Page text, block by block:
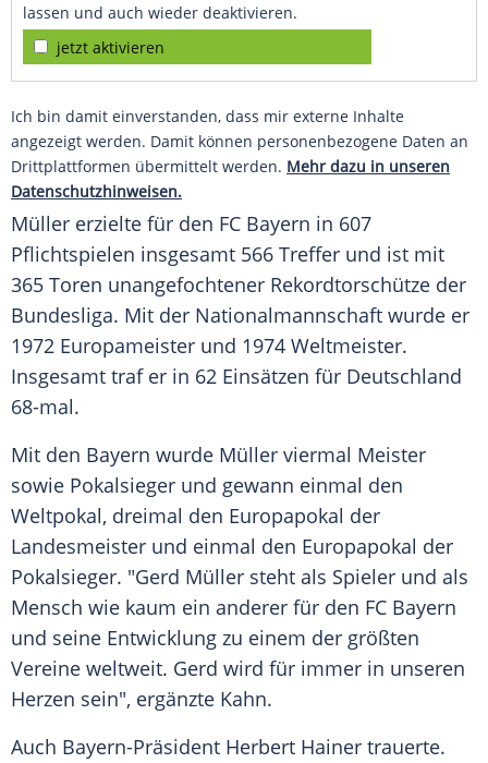
lassen und auch wieder deaktivieren.
jetzt aktivieren
Ich bin damit einverstanden, dass mir externe Inhalte
angezeigt werden. Damit können personenbezogene Daten an
Drittplattformen übermittelt werden. Mehr dazu in unseren
Datenschutzhinweisen.
Müller erzielte für den FC Bayern in 607
Pflichtspielen insgesamt 566 Treffer und ist mit
365 Toren unangefochtener Rekordtorschütze der
Bundesliga. Mit der Nationalmannschaft wurde er
1972 Europameister und 1974 Weltmeister.
Insgesamt traf er in 62 Einsätzen für Deutschland
68-mal.
Mit den Bayern wurde Müller viermal Meister
sowie Pokalsieger und gewann einmal den
Weltpokal, dreimal den Europapokal der
Landesmeister und einmal den Europapokal der
Pokalsieger. "Gerd Müller steht als Spieler und als
Mensch wie kaum ein anderer für den FC Bayern
und seine Entwicklung zu einem der größten
Vereine weltweit. Gerd wird für immer in unseren
Herzen sein", ergänzte Kahn.
Auch Bayern-Präsident Herbert Hainer trauerte.